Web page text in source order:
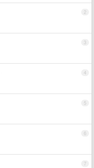
2
3
4
5
6
7